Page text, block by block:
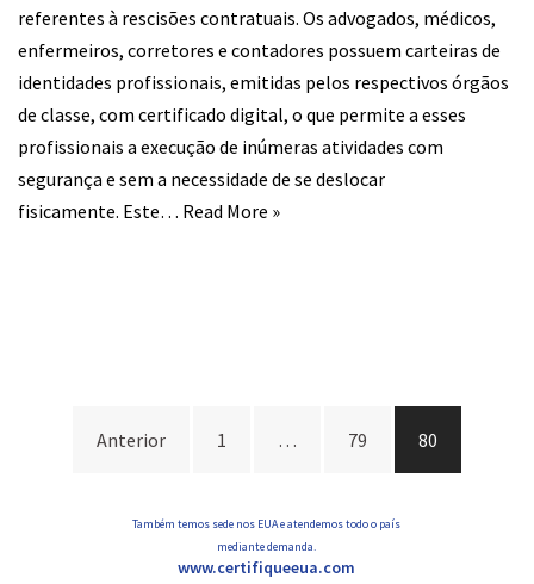
referentes à rescisões contratuais. Os advogados, médicos,
enfermeiros, corretores e contadores possuem carteiras de
identidades profissionais, emitidas pelos respectivos órgãos
de classe, com certificado digital, o que permite a esses
profissionais a execução de inúmeras atividades com
segurança e sem a necessidade de se deslocar
fisicamente. Este… Read More »
Navegação
Anterior 1 … 79 80
Também temos sede nos EUA e atendemos todo o país
mediante demanda.
www.certifiqueeua.com